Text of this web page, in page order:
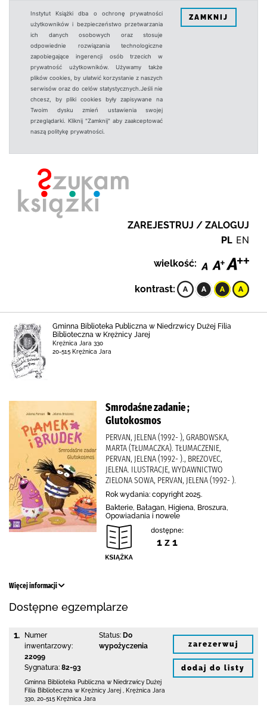
Instytut Książki dba o ochronę prywatności
użytkowników i bezpieczeństwo przetwarzania
ich danych osobowych oraz stosuje
odpowiednie rozwiązania technologiczne
zapobiegające ingerencji osób trzecich w
prywatność użytkowników. Używamy także
plików cookies, by ułatwić korzystanie z naszych
serwisów oraz do celów statystycznych.Jeśli nie
chcesz, by pliki cookies były zapisywane na
Twoim dysku zmień ustawienia swojej
przeglądarki. Kliknij "Zamknij" aby zaakceptować
naszą politykę prywatności.
ZAMKNIJ
ZAREJESTRUJ / ZALOGUJ
PL EN
wielkość:
kontrast:
Gminna Biblioteka Publiczna w Niedrzwicy Dużej Filia
Biblioteczna w Krężnicy Jarej
Krężnica Jara 330
20-515 Krężnica Jara
Smrodaśne zadanie ;
Glutokosmos
PERVAN, JELENA (1992- ), GRABOWSKA,
MARTA (TŁUMACZKA). TŁUMACZENIE,
PERVAN, JELENA (1992- )., BREZOVEC,
JELENA. ILUSTRACJE, WYDAWNICTWO
ZIELONA SOWA, PERVAN, JELENA (1992- ).
Rok wydania: copyright 2025.
Bakterie, Bałagan, Higiena, Broszura,
Opowiadania i nowele
dostępne:
1 z 1
Więcej informacji
Dostępne egzemplarze
1.
Numer
inwentarzowy:
22099
Sygnatura: 82-93
Status: Do
wypożyczenia
Gminna Biblioteka Publiczna w Niedrzwicy Dużej
Filia Biblioteczna w Krężnicy Jarej
Krężnica Jara
330 20-515 Krężnica Jara
zarezerwuj
dodaj do listy